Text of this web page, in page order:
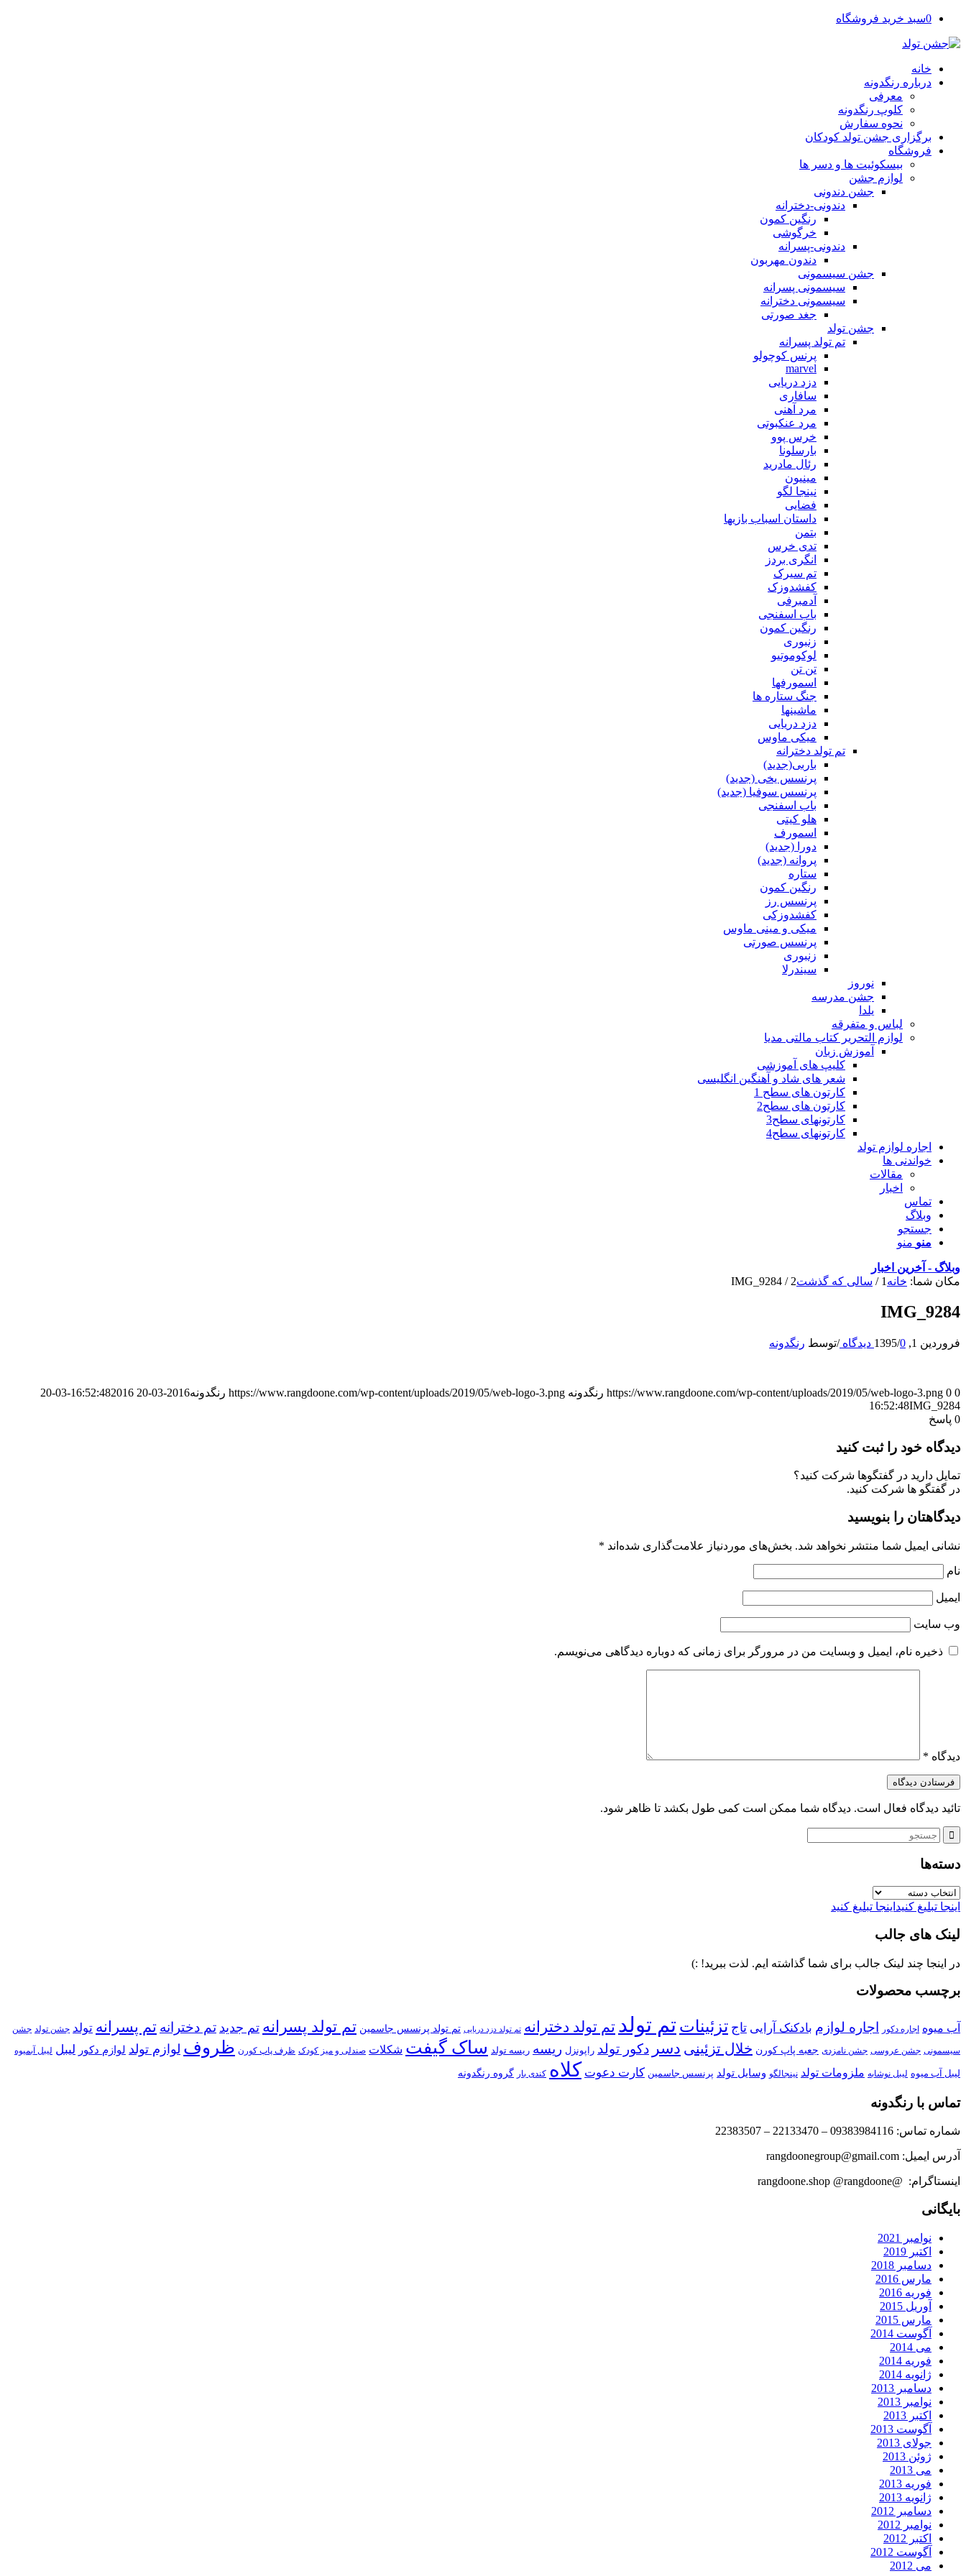
0سبد خرید فروشگاه
خانه
درباره رنگدونه
معرفی
کلوپ رنگدونه
نحوه سفارش
برگزاری جشن تولد کودکان
فروشگاه
بیسکوئیت ها و دسر ها
لوازم جشن
جشن دندونی
دندونی-دخترانه
رنگین کمون
خرگوشی
دندونی-پسرانه
دندون مهربون
جشن سیسمونی
سیسمونی پسرانه
سیسمونی دخترانه
جغد صورتی
جشن تولد
تم تولد پسرانه
پرنس کوچولو
marvel
دزد دریایی
سافاری
مرد آهنی
مرد عنکبوتی
خرس پوو
بارسلونا
رئال مادرید
مینیون
نینجا لگو
فضایی
داستان اسباب بازیها
بتمن
تدی خرس
انگری بردز
تم سیرک
کفشدوزک
آدمبرفی
باب اسفنجی
رنگین کمون
زنبوری
لوکوموتیو
تن تن
اسمورفها
جنگ ستاره ها
ماشینها
دزد دریایی
میکی ماوس
تم تولد دخترانه
باربی(جدید)
پرنسس یخی (جدید)
پرنسس سوفیا (جدید)
باب اسفنجی
هلو کیتی
اسمورف
دورا (جدید)
پروانه (جدید)
ستاره
رنگین کمون
پرنسس رز
کفشدوزکی
میکی و مینی ماوس
پرنسس صورتی
زنبوری
سیندرلا
نوروز
جشن مدرسه
یلدا
لباس و متفرقه
لوازم التحریر کتاب مالتی مدیا
آموزش زبان
کلیپ های آموزشی
شعر های شاد و آهنگین انگلیسی
کارتون های سطح 1
کارتون های سطح2
کارتونهای سطح3
کارتونهای سطح4
اجاره لوازم تولد
خواندنی ها
مقالات
اخبار
تماس
وبلاگ
جستجو
منو منو
وبلاگ - آخرین اخبار
مکان شما: خانه 1
/ سالی که گذشت2
/
IMG_9284
IMG_9284
فروردین 1, 1395 /0 دیدگاه /توسط رنگدونه
https://www.rangdoone.com/wp-content/uploads/2019/05/web-logo-3.png 0 0 رنگدونه https://www.rangdoone.com/wp-content/uploads/2019/05/web-logo-3.png رنگدونه2016-03-20 16:52:48
2016-03-20
16:52:48IMG_9284
0 پاسخ
دیدگاه خود را ثبت کنید
تمایل دارید در گفتگوها شرکت کنید؟
در گفتگو ها شرکت کنید.
دیدگاهتان را بنویسید
نشانی ایمیل شما منتشر نخواهد شد. بخش‌های موردنیاز علامت‌گذاری شده‌اند *
نام
ایمیل
وب‌ سایت
ذخیره نام، ایمیل و وبسایت من در مرورگر برای زمانی که دوباره دیدگاهی می‌نویسم.
دیدگاه *
تائید دیدگاه فعال است. دیدگاه شما ممکن است کمی طول بکشد تا ظاهر شود.
دسته‌ها
دسته‌ها
اینجا تبلیغ کنید اینجا تبلیغ کنید
لینک های جالب
در اینجا چند لینک جالب برای شما گذاشته ایم. لذت ببرید! :)
برچسب محصولات
آب میوه اجاره دکور اجاره لوازم بادکنک آرایی تاج تزئینات تم تولد تم تولد دخترانه تم تولد دزد دریایی تم تولد پرنسس جاسمین تم تولد پسرانه تم جدید تم دخترانه تم پسرانه تولد جشن تولد جشن
سیسمونی جشن عروسی جشن نامزدی جعبه پاپ کورن خلال تزئینی دسر دکور تولد راپونزل ریسه ریسه تولد ساک گیفت شکلات صندلی و میز کودک ظرف پاپ کورن ظروف لوازم تولد لوازم دکور لیبل لیبل آبمیوه
لیبل آب میوه لیبل نوشابه ملزومات تولد نینجالگو وسایل تولد پرنسس جاسمین کارت دعوت کلاه کندی بار گروه رنگدونه
تماس با رنگدونه
شماره تماس: 09383984116 – 22133470 – 22383507
آدرس ایمیل: rangdoonegroup@gmail.com
اینستاگرام: @rangdoone.shop @rangdoone
بایگانی
نوامبر 2021
اکتبر 2019
دسامبر 2018
مارس 2016
فوریه 2016
آوریل 2015
مارس 2015
آگوست 2014
می 2014
فوریه 2014
ژانویه 2014
دسامبر 2013
نوامبر 2013
اکتبر 2013
آگوست 2013
جولای 2013
ژوئن 2013
می 2013
فوریه 2013
ژانویه 2013
دسامبر 2012
نوامبر 2012
اکتبر 2012
آگوست 2012
می 2012